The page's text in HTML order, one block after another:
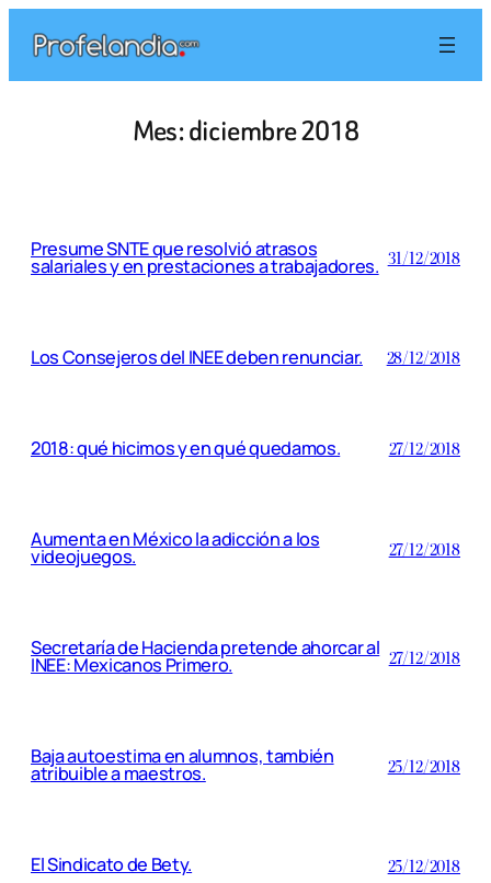
contenido
Mes:diciembre 2018
Presume SNTE que resolvió atrasos
salariales y en prestaciones a trabajadores. 31/12/2018
Los Consejeros del INEE deben renunciar. 28/12/2018
2018: qué hicimos y en qué quedamos. 27/12/2018
Aumenta en México la adicción a los
videojuegos. 27/12/2018
Secretaría de Hacienda pretende ahorcar al
INEE: Mexicanos Primero. 27/12/2018
Baja autoestima en alumnos, también
atribuible a maestros. 25/12/2018
El Sindicato de Bety. 25/12/2018